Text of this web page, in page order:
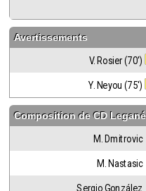
Avertissements
V. Rosier (70')
Y. Neyou (75')
Composition deCD
M. Dmitrovic
M. Nastasic
Sergio González